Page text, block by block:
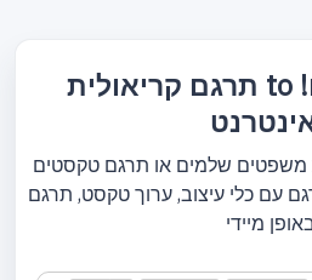
תרגם קריאולית to גליצית בחינם!
משפטים שלמים או תרגם טקסטים
עם כלי עיצוב, ערוך טקסט, תרגם